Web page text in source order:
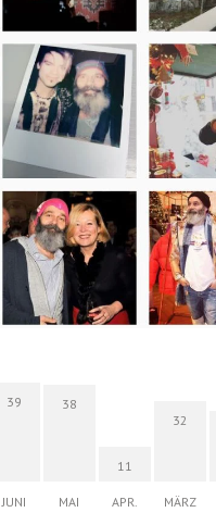
39
JUNI
38
MAI
11
APR.
32
MÄRZ